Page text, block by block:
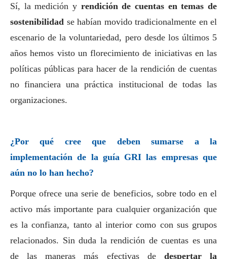
Sí, la medición y rendición de cuentas en temas de
sostenibilidad se habían movido tradicionalmente en el
escenario de la voluntariedad, pero desde los últimos 5
años hemos visto un florecimiento de iniciativas en las
políticas públicas para hacer de la rendición de cuentas
no financiera una práctica institucional de todas las
organizaciones.
¿Por qué cree que deben sumarse a la
implementación de la guía GRI las empresas que
aún no lo han hecho?
Porque ofrece una serie de beneficios, sobre todo en el
activo más importante para cualquier organización que
es la confianza, tanto al interior como con sus grupos
relacionados. Sin duda la rendición de cuentas es una
de las maneras más efectivas de despertar la